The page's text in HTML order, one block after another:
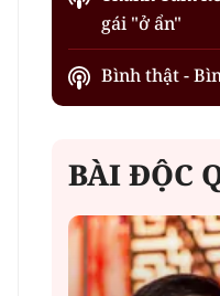
gái "ở ẩn"
Bình thật -
BÀI ĐỘC